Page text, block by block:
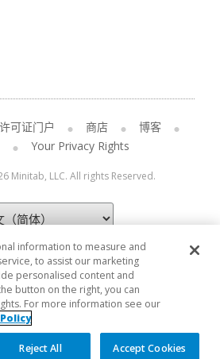
许可证门户 商店
博客
Your Privacy Rights
Minitab, LLC. All rights Reserved.
information to measure and
to assist our marketing
personalised content and
button on the right, you can
For more information see our
Reject All Accept Cookies